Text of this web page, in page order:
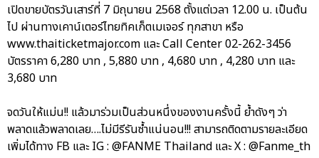
เปิดขายบัตรวันเสาร์ที่ 7 มิถุนายน 2568 ตั้งแต่เวลา 12.00 น. เป็นต้น
ไป ผ่านทางเคาน์เตอร์ไทยทิคเก็ตเมเจอร์ ทุกสาขา หรือ
www.thaiticketmajor.com และ Call Center 02-262-3456
บัตรราคา 6,280 บาท , 5,880 บาท , 4,680 บาท , 4,280 บาท และ
3,680 บาท
จดวันให้แม่น!! แล้วมาร่วมเป็นส่วนหนึ่งของงานครั้งนี้ ย้ำดังๆ ว่า
พลาดแล้วพลาดเลย….ไม่มีรีรันซ้ำแน่นอน!!! สามารถติดตามรายละเอียด
เพิ่มได้ทาง FB และ IG : @FANME Thailand และ X : @Fanme_th